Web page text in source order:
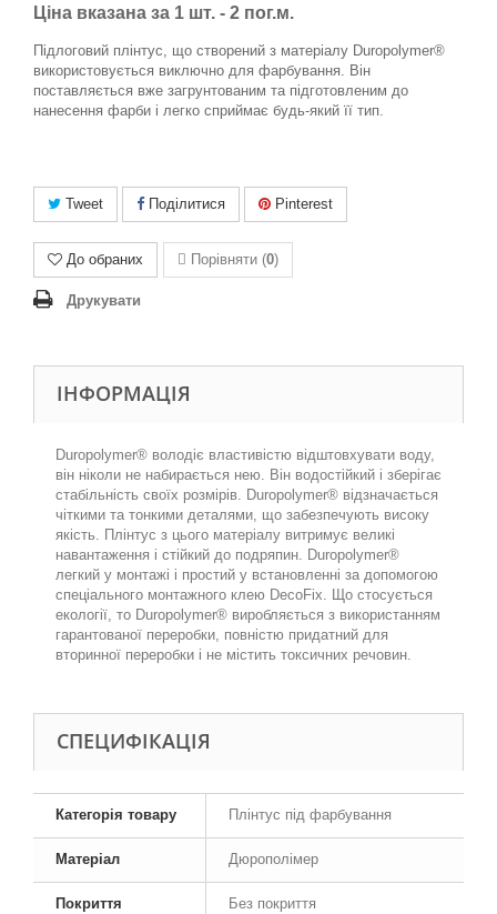
Ціна вказана за 1 шт. - 2 пог.м.
Підлоговий плінтус, що створений з матеріалу Duropolymer®
використовується виключно для фарбування. Він
поставляється вже загрунтованим та підготовленим до
нанесення фарби і легко сприймає будь-який її тип.
Tweet Поділитися Pinterest
До обраних Порівняти (0)
Друкувати
ІНФОРМАЦІЯ
Duropolymer® володіє властивістю відштовхувати воду,
він ніколи не набирається нею. Він водостійкий і зберігає
стабільність своїх розмірів. Duropolymer® відзначається
чіткими та тонкими деталями, що забезпечують високу
якість. Плінтус з цього матеріалу витримує великі
навантаження і стійкий до подряпин. Duropolymer®
легкий у монтажі і простий у встановленні за допомогою
спеціального монтажного клею DecoFix. Що стосується
екології, то Duropolymer® виробляється з використанням
гарантованої переробки, повністю придатний для
вторинної переробки і не містить токсичних речовин.
СПЕЦИФІКАЦІЯ
Категорія товару Плінтус під фарбування
Матеріал Дюрополімер
Покриття Без покриття